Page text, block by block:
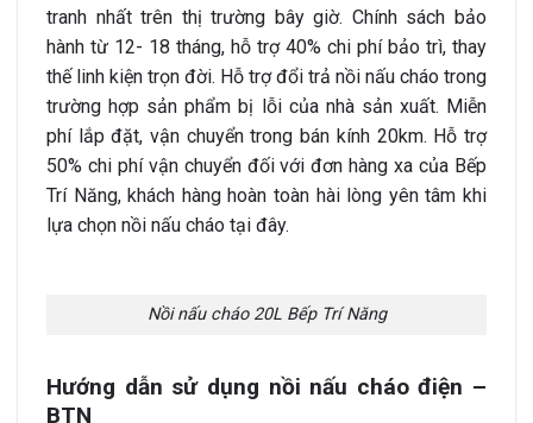
tranh nhất trên thị trường bây giờ. Chính sách bảo
hành từ 12- 18 tháng, hỗ trợ 40% chi phí bảo trì, thay
thế linh kiện trọn đời. Hỗ trợ đổi trả nồi nấu cháo trong
trường hợp sản phẩm bị lỗi của nhà sản xuất. Miễn
phí lắp đặt, vận chuyển trong bán kính 20km. Hỗ trợ
50% chi phí vận chuyển đối với đơn hàng xa của Bếp
Trí Năng, khách hàng hoàn toàn hài lòng yên tâm khi
lựa chọn nồi nấu cháo tại đây.
Nồi nấu cháo 20L Bếp Trí Năng
Hướng dẫn sử dụng nồi nấu cháo điện –
BTN